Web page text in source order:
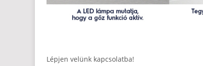
Lépjen velünk kapcsolatba!